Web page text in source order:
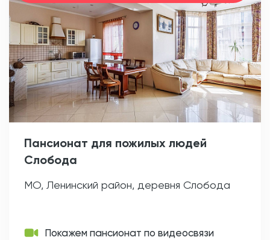
Пансионат для пожилых людей
Слобода
МО, Ленинский район, деревня Слобода
Покажем пансионат по видеосвязи